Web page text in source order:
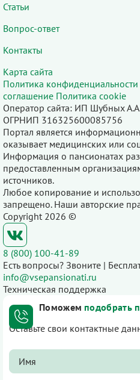
Статьи
Вопрос-ответ
Контакты
Карта сайта
Политика конфиденциальности
соглашение Политика cookie
Оператор сайта: ИП Шубных
ОГРНИП 316325600085756
Портал является
оказывает медицинских или
Информация о пансионатах
предоставленным
источников.
Любое копирование и
запрещено. Наши авторские
Copyright 2026 ©
8 (800) 100-41-89
Есть вопросы? Звоните |
info@vsepansionati.ru
Техническая поддержка
Поможем подобрать
Оставьте свои контактные